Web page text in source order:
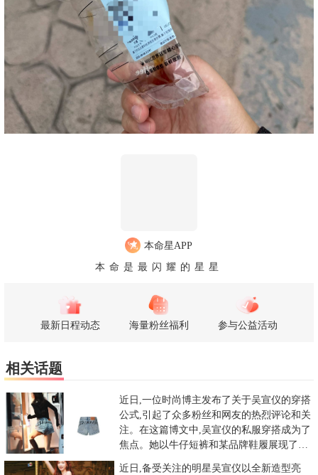
本命星APP
本命是最闪耀的星星
最新日程动态 海量粉丝福利 参与公益活动
相关话题
近日,一位时尚博主发布了关于吴宣仪的穿搭
公式,引起了众多粉丝和网友的热烈评论和关
注。在这篇博文中,吴宣仪的私服穿搭成为了
焦点。她以牛仔短裤和某品牌鞋履展现了她
近日,备受关注的明星吴宣仪以全新造型亮